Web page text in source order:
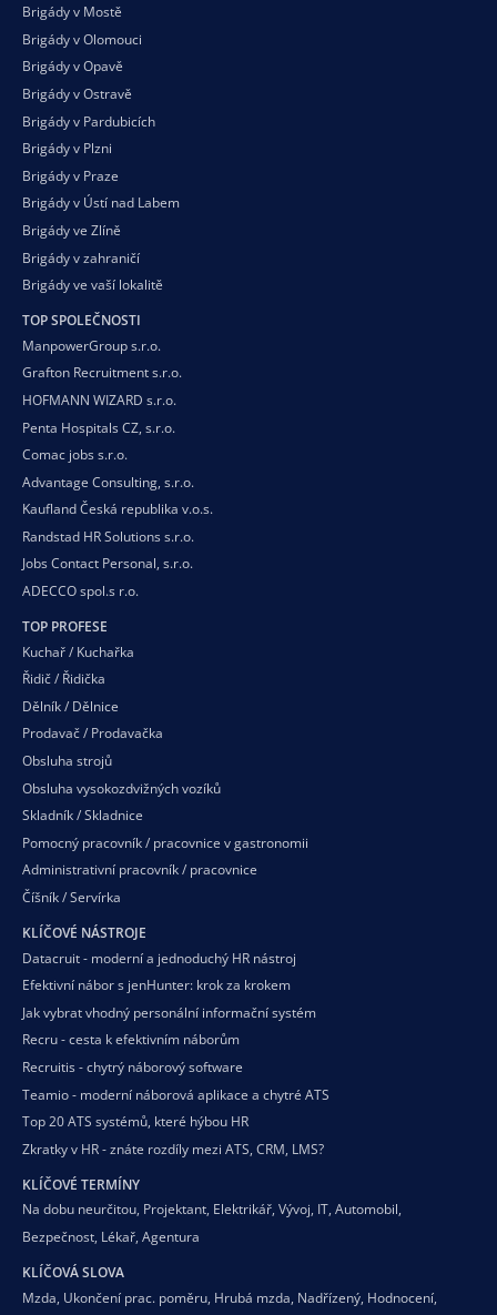
Brigády v Mostě
Brigády v Olomouci
Brigády v Opavě
Brigády v Ostravě
Brigády v Pardubicích
Brigády v Plzni
Brigády v Praze
Brigády v Ústí nad Labem
Brigády ve Zlíně
Brigády v zahraničí
Brigády ve vaší lokalitě
TOP SPOLEČNOSTI
ManpowerGroup s.r.o.
Grafton Recruitment s.r.o.
HOFMANN WIZARD s.r.o.
Penta Hospitals CZ, s.r.o.
Comac jobs s.r.o.
Advantage Consulting, s.r.o.
Kaufland Česká republika v.o.s.
Randstad HR Solutions s.r.o.
Jobs Contact Personal, s.r.o.
ADECCO spol.s r.o.
TOP PROFESE
Kuchař / Kuchařka
Řidič / Řidička
Dělník / Dělnice
Prodavač / Prodavačka
Obsluha strojů
Obsluha vysokozdvižných vozíků
Skladník / Skladnice
Pomocný pracovník / pracovnice v gastronomii
Administrativní pracovník / pracovnice
Číšník / Servírka
KLÍČOVÉ NÁSTROJE
Datacruit - moderní a jednoduchý HR nástroj
Efektivní nábor s jenHunter: krok za krokem
Jak vybrat vhodný personální informační systém
Recru - cesta k efektivním náborům
Recruitis - chytrý náborový software
Teamio - moderní náborová aplikace a chytré ATS
Top 20 ATS systémů, které hýbou HR
Zkratky v HR - znáte rozdíly mezi ATS, CRM, LMS?
KLÍČOVÉ TERMÍNY
Na dobu neurčitou, Projektant, Elektrikář, Vývoj, IT, Automobil,
Bezpečnost, Lékař, Agentura
KLÍČOVÁ SLOVA
Mzda, Ukončení prac. poměru, Hrubá mzda, Nadřízený, Hodnocení,